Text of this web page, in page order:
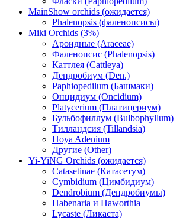
MainShow orchids (ожидается)
Phalenopsis (фаленопсисы)
Miki Orchids (3%)
Ароидные (Araceae)
Фаленопсис (Phalenopsis)
Каттлея (Cattleya)
Дендробиум (Den.)
Paphiopedilum (Башмаки)
Онцидиум (Oncidium)
Platycerium (Платицериум)
Бульбофиллум (Bulbophyllum)
Тилландсия (Tillandsia)
Hoya Adenium
Другие (Other)
Yi-YiNG Orchids (ожидается)
Catasetinae (Катасетум)
Cymbidium (Цимбидиум)
Dendrobium (Дендробиумы)
Habenaria и Haworthia
Lycaste (Ликаста)